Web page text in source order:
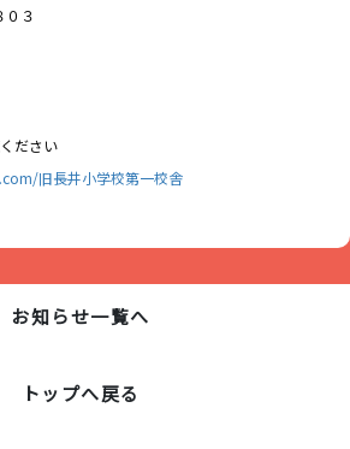
０３
ださい
旧長井小学校第一校舎
お知らせ一覧へ
トップへ戻る